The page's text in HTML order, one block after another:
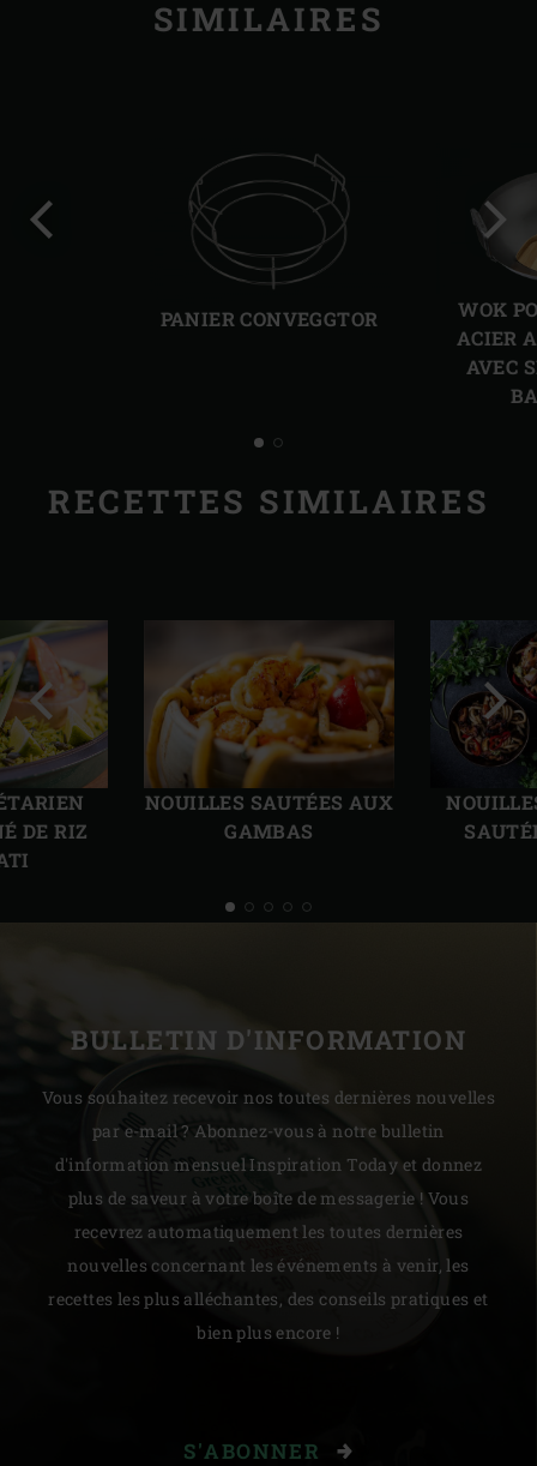
SIMILAIRES
PANIER CONVEGGTOR
WOK
ACIER
AVEC
RECETTES SIMILAIRES
DE RIZ
NOUILLES SAUTÉES AUX
GAMBAS
Diapo
précédente
BULLETIN D'INFORMATION
Vous souhaitez recevoir nos toutes dernières nouvelles
par e-mail ? Abonnez-vous à notre bulletin
d'information mensuel Inspiration Today et donnez
plus de saveur à votre boîte de messagerie ! Vous
recevrez automatiquement les toutes dernières
nouvelles concernant les événements à venir, les
recettes les plus alléchantes, des conseils pratiques et
bien plus encore !
S'ABONNER